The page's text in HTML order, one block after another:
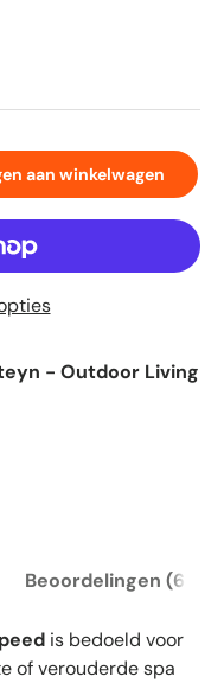
aan winkelwagen
- Outdoor Living
Beoordelingen (6)
is bedoeld voor
of verouderde spa